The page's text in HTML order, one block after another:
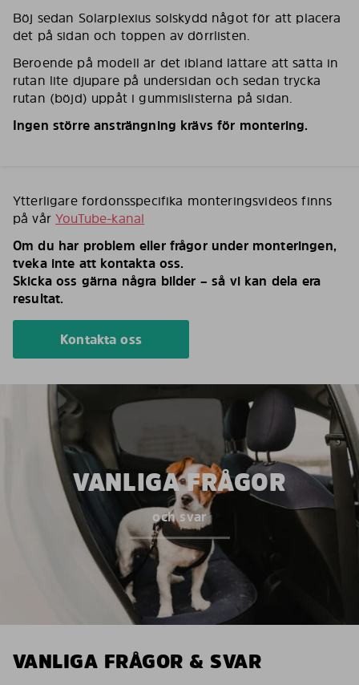
Böj sedan Solarplexius solskydd något för att placera
det på sidan och toppen av dörrlisten.
Beroende på modell är det ibland lättare att sätta in
rutan lite djupare på undersidan och sedan trycka
rutan (böjd) uppåt i gummislisterna på sidan.
Ingen större ansträngning krävs för montering.
Ytterligare fordonsspecifika monteringsvideos finns
på vårYouTube-kanal
Om du har problem eller frågor under monteringen,
tveka inte att kontakta oss.
Skicka oss gärna några bilder – så vi kan dela era
resultat.
Kontakta oss
VANLIGA FRÅGOR
och svar
VANLIGA FRÅGOR & SVAR